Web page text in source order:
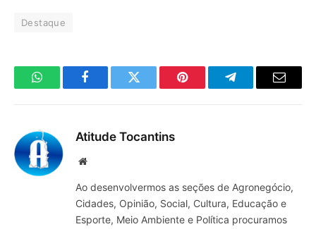
Destaque
WhatsAppFacebookTwitter Pinterest TelegramaE-
Atitude Tocantins
Site
Ao desenvolvermos as seções de Agronegócio,
Cidades, Opinião, Social, Cultura, Educação e
Esporte, Meio Ambiente e Política procuramos